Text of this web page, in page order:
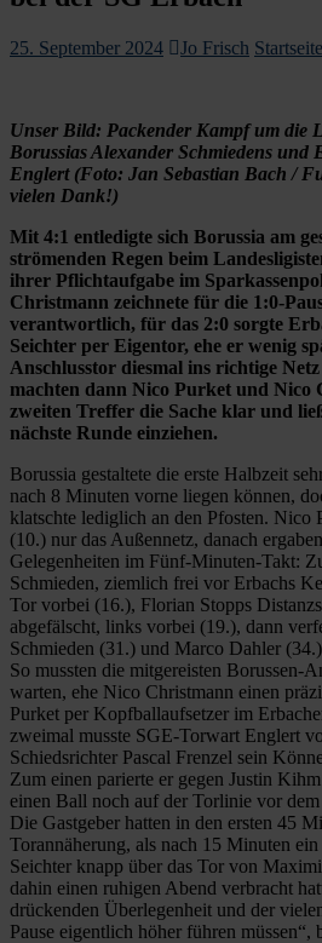
25. September 2024 Jo Frisch Startseite
Unser Bild: Packender Kampf um die
Borussias Alexander Schmiedens und
Englert (Foto: Jan Sebastian Bach /
vielen Dank!)
Mit 4:1 entledigte sich Borussia am
strömenden Regen beim
ihrer Pflichtaufgabe im
Christmann zeichnete für die 1:0-
verantwortlich, für das 2:0 sorgte
Seichter per Eigentor, ehe er wenig
Anschlusstor diesmal ins richtige
machten dann Nico Purket und Nico
zweiten Treffer die Sache klar und
nächste Runde einziehen.
Borussia gestaltete die erste Halbzeit
nach 8 Minuten vorne liegen können,
klatschte lediglich an den Pfosten. Nico
(10.) nur das Außennetz, danach
Gelegenheiten im Fünf-Minuten-Takt:
Schmieden, ziemlich frei vor Erbachs
Tor vorbei (16.), Florian Stopps
abgefälscht, links vorbei (19.), dann
Schmieden (31.) und Marco Dahler
So mussten die mitgereisten Borussen-
warten, ehe Nico Christmann einen
Purket per Kopfballaufsetzer im
zweimal musste SGE-Torwart Englert
Schiedsrichter Pascal Frenzel sein
Zum einen parierte er gegen Justin
einen Ball noch auf der Torlinie vor
Die Gastgeber hatten in den ersten 45
Torannäherung, als nach 15 Minuten
Seichter knapp über das Tor von
dahin einen ruhigen Abend verbracht
drückenden Überlegenheit und der
Pause eigentlich höher führen müssen“,